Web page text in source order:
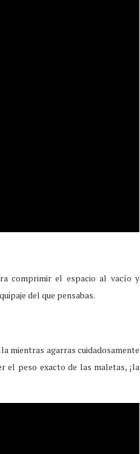
comprimir el espacio al vacío y
del que pensabas.
mientras agarras cuidadosamente
peso exacto de las maletas, ¡la